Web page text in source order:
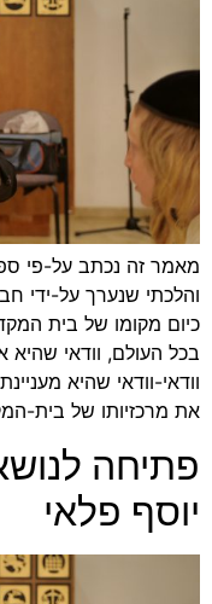
מאמר זה נכתב על-פי
והלכתי שנערך על-ידי
כיום מקומו של בית
בכל העולם, וודאי שהיא
וודאי-וודאי שהיא
את מרכזיותו של בית-
פתיחה
יוסף פלאי